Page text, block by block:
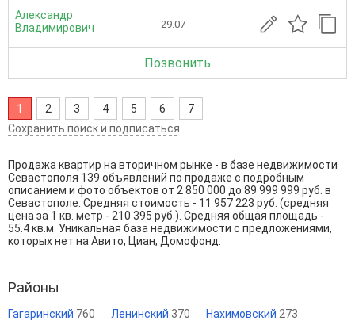
Александр
Владимирович
29.07
Позвонить
1 2 3 4 5 6
7
Сохранить поиск и подписаться
Продажа квартир на вторичном рынке - в базе недвижимости
Севастополя 139 объявлений по продаже с подробным
описанием и фото объектов от 2 850 000 до 89 999 999 руб. в
Севастополе. Средняя стоимость - 11 957 223 руб. (средняя
цена за 1 кв. метр - 210 395 руб.). Средняя общая площадь -
55.4 кв.м. Уникальная база недвижимости с предложениями,
которых нет на Авито, Циан, Домофонд.
Районы
Гагаринский 760 Ленинский 370 Нахимовский 273